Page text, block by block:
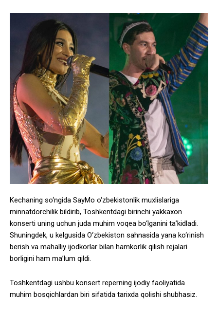
Kechaning so‘ngida SayMo o‘zbekistonlik muxlislariga
minnatdorchilik bildirib, Toshkentdagi birinchi yakkaxon
konserti uning uchun juda muhim voqea bo‘lganini ta’kidladi.
Shuningdek, u kelgusida O‘zbekiston sahnasida yana ko‘rinish
berish va mahalliy ijodkorlar bilan hamkorlik qilish rejalari
borligini ham ma’lum qildi.
Toshkentdagi ushbu konsert reperning ijodiy faoliyatida
muhim bosqichlardan biri sifatida tarixda qolishi shubhasiz.